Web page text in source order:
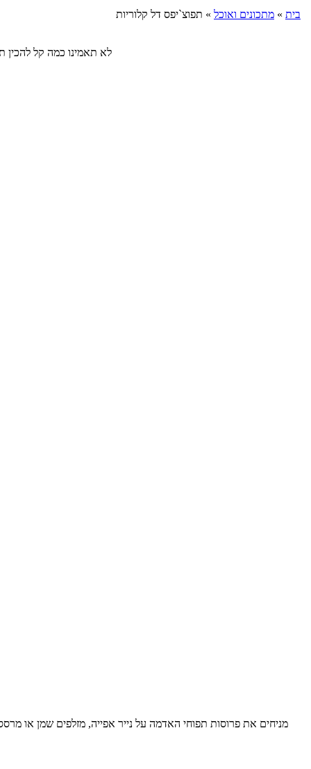
בית » מתכונים ואוכל » תפוצ`יפס דל קלוריות
לא תאמינו כמה קל להכין תפוצ`יפס